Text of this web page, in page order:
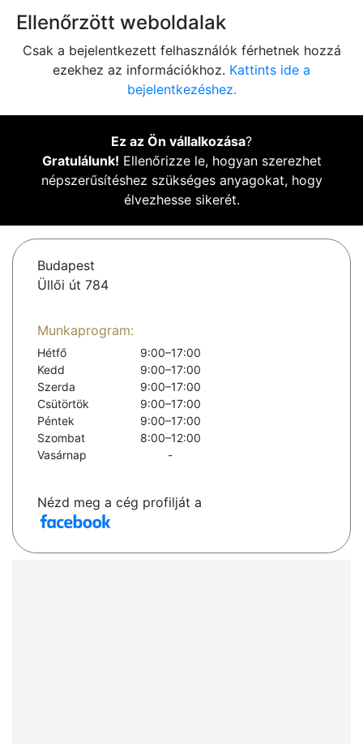
Ellenőrzött weboldalak
Csak a bejelentkezett felhasználók férhetnek hozzá
ezekhez az információkhoz. Kattints ide a
bejelentkezéshez.
Ez az Ön vállalkozása?
Gratulálunk! Ellenőrizze le, hogyan szerezhet
népszerűsítéshez szükséges anyagokat, hogy
élvezhesse sikerét.
Budapest
Üllői út 784
Munkaprogram:
Hétfő
9:00–17:00
Kedd
9:00–17:00
Szerda
9:00–17:00
Csütörtök
9:00–17:00
Péntek
9:00–17:00
Szombat
8:00–12:00
Vasárnap
-
Nézd meg a cég profilját a